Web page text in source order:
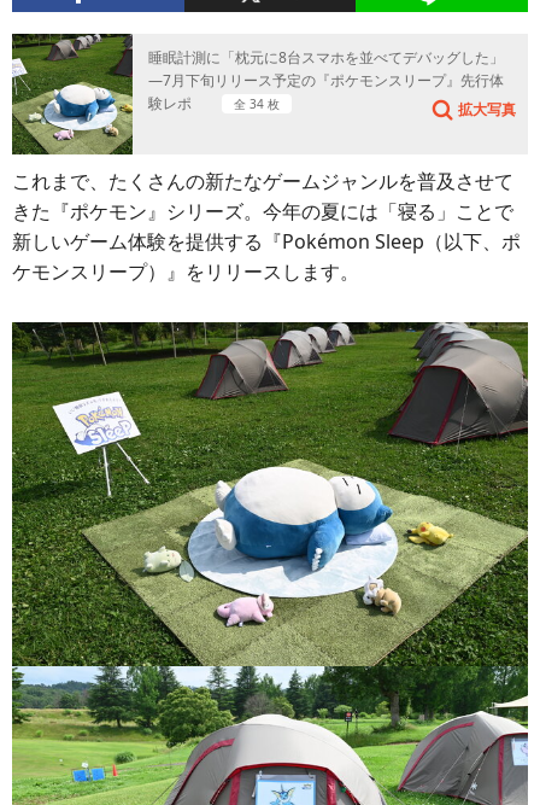
睡眠計測に「枕元に8台スマホを並べてデバッグした」
―7月下旬リリース予定の『ポケモンスリープ』先行体
験レポ
全 34 枚 拡大写真
これまで、たくさんの新たなゲームジャンルを普及させて
きた『ポケモン』シリーズ。今年の夏には「寝る」ことで
新しいゲーム体験を提供する『Pokémon Sleep（以下、ポ
ケモンスリープ）』をリリースします。